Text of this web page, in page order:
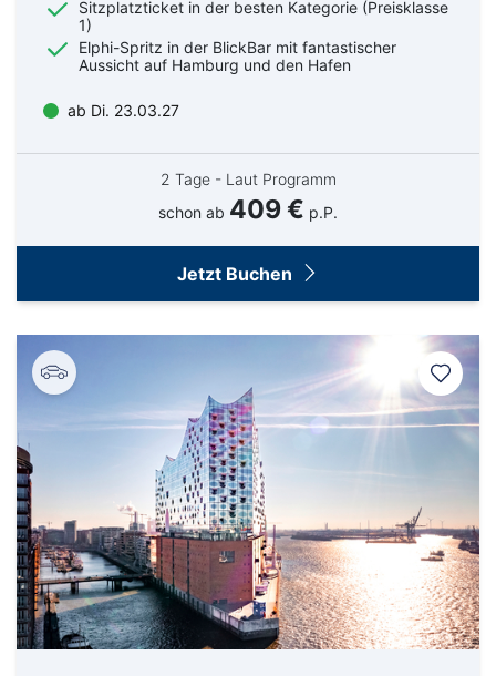
Sitzplatzticket in der besten Kategorie (Preisklasse
1)
Elphi-Spritz in der BlickBar mit fantastischer
Aussicht auf Hamburg und den Hafen
ab Di. 23.03.27
2 Tage - Laut Programm
schon ab 409 € p.P.
Jetzt Buchen